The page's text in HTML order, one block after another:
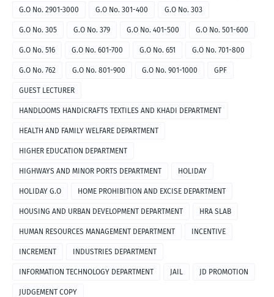
G.O No. 2901-3000 G.O No. 301-400 G.O No. 303
G.O No. 305 G.O No. 379 G.O No. 401-500 G.O No. 501-600
G.O No. 516 G.O No. 601-700 G.O No. 651 G.O No. 701-800
G.O No. 762 G.O No. 801-900 G.O No. 901-1000 GPF
GUEST LECTURER
HANDLOOMS HANDICRAFTS TEXTILES AND KHADI DEPARTMENT
HEALTH AND FAMILY WELFARE DEPARTMENT
HIGHER EDUCATION DEPARTMENT
HIGHWAYS AND MINOR PORTS DEPARTMENT HOLIDAY
HOLIDAY G.O HOME PROHIBITION AND EXCISE DEPARTMENT
HOUSING AND URBAN DEVELOPMENT DEPARTMENT HRA SLAB
HUMAN RESOURCES MANAGEMENT DEPARTMENT INCENTIVE
INCREMENT INDUSTRIES DEPARTMENT
INFORMATION TECHNOLOGY DEPARTMENT JAIL JD PROMOTION
JUDGEMENT COPY